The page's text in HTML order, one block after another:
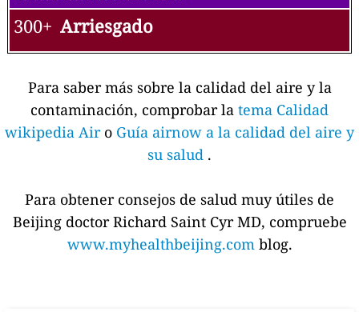
300+ Arriesgado
Para saber más sobre la calidad del aire y la
contaminación, comprobar la tema Calidad
wikipedia Air o Guía airnow a la calidad del aire y
su salud .
Para obtener consejos de salud muy útiles de
Beijing doctor Richard Saint Cyr MD, compruebe
www.myhealthbeijing.com blog.